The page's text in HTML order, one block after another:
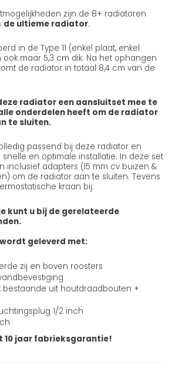
zijn de 8+ radiatoren
de ultieme radiator.
in de Type 11 (enkel plaat, enkel
maar 5,3 cm dik. Na het ophangen
de radiator in totaal 8,4 cm van de
radiator een aansluitset mee te
onderdelen heeft om de radiator
te sluiten.
passend bij deze radiator en
en optimale installatie. In deze set
inclusief adapters (15 mm cv buizen &
om de radiator aan te sluiten. Tevens
kraan bij.
kunt u bij de gerelateerde
geleverd met:
zij en boven roosters
bestaande uit houtdraadbouten +
1/2 inch
10 jaar fabrieksgarantie!